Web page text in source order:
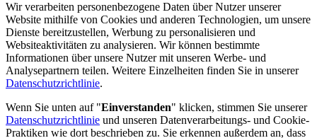
Wir verarbeiten personenbezogene Daten über Nutzer unserer
Website mithilfe von Cookies und anderen Technologien, um unsere
Dienste bereitzustellen, Werbung zu personalisieren und
Websiteaktivitäten zu analysieren. Wir können bestimmte
Informationen über unsere Nutzer mit unseren Werbe- und
Analysepartnern teilen. Weitere Einzelheiten finden Sie in unserer
Datenschutzrichtlinie.
Wenn Sie unten auf "Einverstanden" klicken, stimmen Sie unserer
Datenschutzrichtlinie und unseren Datenverarbeitungs- und Cookie-
Praktiken wie dort beschrieben zu. Sie erkennen außerdem an, dass